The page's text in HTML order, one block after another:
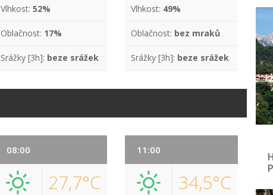
Vlhkost: 52%
Oblačnost: 17%
Srážky [3h]: beze srážek
Vlhkost: 49%
Oblačnost: bez mraků
Srážky [3h]: beze srážek
08:00
27,7°C
11:00
34,5°C